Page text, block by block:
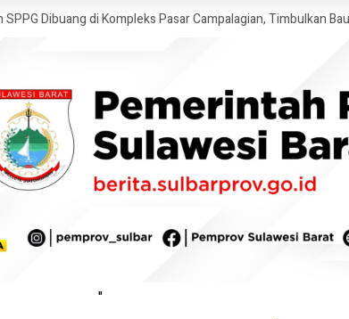
di Kompleks Pasar Campalagian, Timbulkan Bau tak Sedap
"